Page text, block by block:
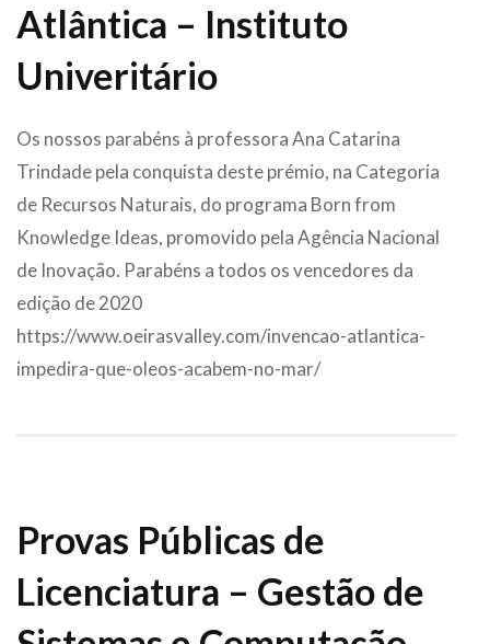
Atlântica – Instituto
Univeritário
Os nossos parabéns à professora Ana Catarina
Trindade pela conquista deste prémio, na Categoria
de Recursos Naturais, do programa Born from
Knowledge Ideas, promovido pela Agência Nacional
de Inovação. Parabéns a todos os vencedores da
edição de 2020
https://www.oeirasvalley.com/invencao-atlantica-
impedira-que-oleos-acabem-no-mar/
Provas Públicas de
Licenciatura – Gestão de